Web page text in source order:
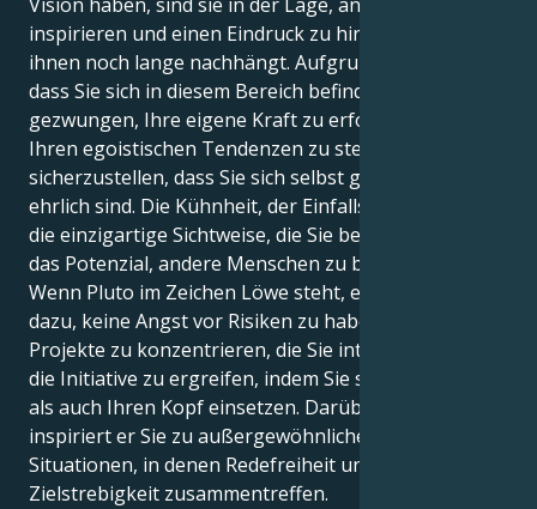
Vision haben, sind sie in der Lage, andere zu
inspirieren und einen Eindruck zu hinterlassen, der
ihnen noch lange nachhängt. Aufgrund der Tatsache,
dass Sie sich in diesem Bereich befinden, sind Sie
gezwungen, Ihre eigene Kraft zu erforschen, sich
Ihren egoistischen Tendenzen zu stellen und
sicherzustellen, dass Sie sich selbst gegenüber
ehrlich sind. Die Kühnheit, der Einfallsreichtum und
die einzigartige Sichtweise, die Sie besitzen, haben
das Potenzial, andere Menschen zu beeinflussen.
Wenn Pluto im Zeichen Löwe steht, ermutigt er Sie
dazu, keine Angst vor Risiken zu haben, sich auf
Projekte zu konzentrieren, die Sie interessieren, und
die Initiative zu ergreifen, indem Sie sowohl Ihr Herz
als auch Ihren Kopf einsetzen. Darüber hinaus
inspiriert er Sie zu außergewöhnlichen Leistungen in
Situationen, in denen Redefreiheit und
Zielstrebigkeit zusammentreffen.